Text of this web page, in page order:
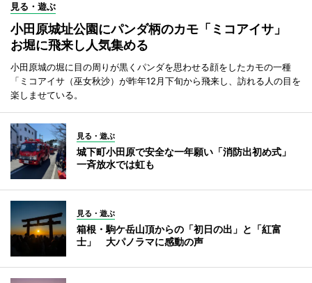
見る・遊ぶ
小田原城址公園にパンダ柄のカモ「ミコアイサ」
お堀に飛来し人気集める
小田原城の堀に目の周りが黒くパンダを思わせる顔をしたカモの一種
「ミコアイサ（巫女秋沙）が昨年12月下旬から飛来し、訪れる人の目を
楽しませている。
見る・遊ぶ
城下町小田原で安全な一年願い「消防出初め式」
一斉放水では虹も
見る・遊ぶ
箱根・駒ケ岳山頂からの「初日の出」と「紅富
士」 大パノラマに感動の声